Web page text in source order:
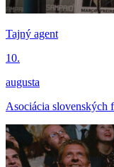
Tajný agent
10.
augusta
Asociácia